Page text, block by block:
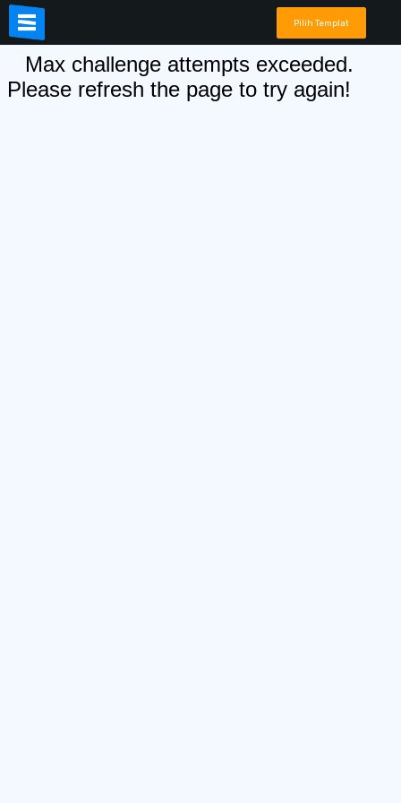
Pilih Templat